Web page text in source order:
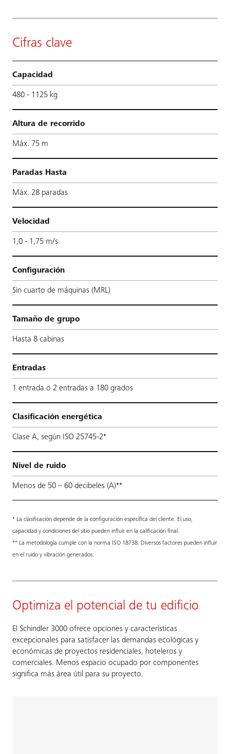
Cifras clave
Capacidad
480 - 1125 kg
Altura de recorrido
Máx. 75 m
Paradas Hasta
Máx. 28 paradas
Velocidad
1,0 - 1,75 m/s
Configuración
Sin cuarto de máquinas (MRL)
Tamaño de grupo
Hasta 8 cabinas
Entradas
1 entrada o 2 entradas a 180 grados
Clasificación energética
Clase A, según ISO 25745-2*
Nivel de ruido
Menos de 50 – 60 decibeles (A)**
* La clasificación depende de la configuración específica del cliente. El uso,
capacidad y condiciones del sitio pueden influir en la calificación final.
** La metodología cumple con la norma ISO 18738. Diversos factores pueden influir
en el ruido y vibración generados.
Optimiza el potencial de tu edificio
El Schindler 3000 ofrece opciones y características
excepcionales para satisfacer las demandas ecológicas y
económicas de proyectos residenciales, hoteleros y
comerciales. Menos espacio ocupado por componentes
significa más área útil para su proyecto.